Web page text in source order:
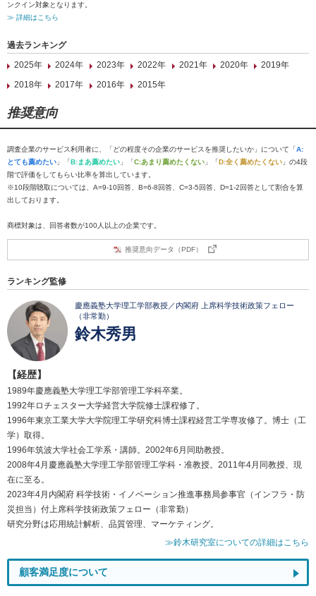
ンクイン対象となります。
≫ 詳細はこちら
過去ランキング
2025年
2024年 2023年 2022年 2021年 2020年
2019年
2018年
2017年 2016年 2015年
推奨意向
調査企業のサービス利用者に、「どの程度その企業のサービスを推奨したいか」について「A:
とても薦めたい 」「B:まあ薦めたい 」「C:あまり薦めたくない 」「D:全く薦めたくない 」の4段
階で評価をしてもらい比率を算出しています。
※10段階聴取については、A=9-10回答、B=6-8回答、C=3-5回答、D=1-2回答として割合を算
出しております。
商標対象は、回答者数が100人以上の企業です。
推奨意向データ（PDF）
ランキング監修
慶應義塾大学理工学部教授／内閣府 上席科学技術政策フェロー
（非常勤）
鈴木秀男
【経歴】
1989年慶應義塾大学理工学部管理工学科卒業。
1992年ロチェスター大学経営大学院修士課程修了。
1996年東京工業大学大学院理工学研究科博士課程経営工学専攻修了。博士（工
学）取得。
1996年筑波大学社会工学系・講師。2002年6月同助教授。
2008年4月慶應義塾大学理工学部管理工学科・准教授。2011年4月同教授、現
在に至る。
2023年4月内閣府 科学技術・イノベーション推進事務局参事官（インフラ・防
災担当）付上席科学技術政策フェロー（非常勤）
研究分野は応用統計解析、品質管理、マーケティング。
≫鈴木研究室についての詳細はこちら
顧客満足度について